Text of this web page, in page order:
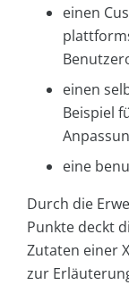
einen
einen
Beispiel
eine
Durch die
Punkte deckt
Zutaten einer
zur